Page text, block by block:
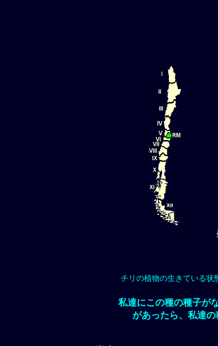
チリの植物の生きている状
私達にこの種の種子が
があったら、私達